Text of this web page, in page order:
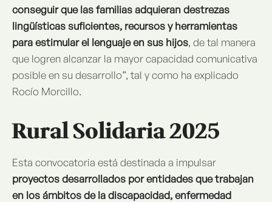
conseguir que las familias adquieran destrezas
lingüísticas suficientes, recursos y herramientas
para estimular el lenguaje en sus hijos, de tal manera
que logren alcanzar la mayor capacidad comunicativa
posible en su desarrollo”, tal y como ha explicado
Rocío Morcillo.
Rural Solidaria 2025
Esta convocatoria está destinada a impulsar
proyectos desarrollados por entidades que trabajan
en los ámbitos de la discapacidad, enfermedad